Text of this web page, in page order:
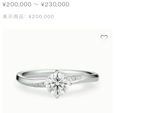
¥200,000 〜 ¥230,000
表示商品： ¥200,000